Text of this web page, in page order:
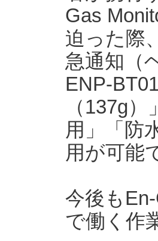
Gas
迫った際
急通知（
ENP-
（137g
用」「防
用が可能
今後も
で働く作